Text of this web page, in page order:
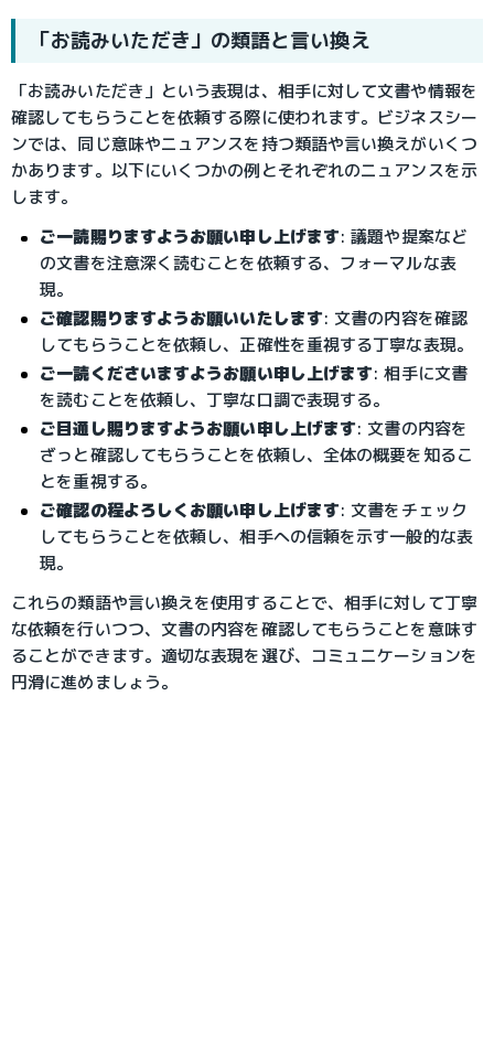
「お読みいただき」の類語と言い換え
「お読みいただき」という表現は、相手に対して文書や情報を
確認してもらうことを依頼する際に使われます。ビジネスシー
ンでは、同じ意味やニュアンスを持つ類語や言い換えがいくつ
かあります。以下にいくつかの例とそれぞれのニュアンスを示
します。
ご一読賜りますようお願い申し上げます: 議題や提案など
の文書を注意深く読むことを依頼する、フォーマルな表
現。
ご確認賜りますようお願いいたします: 文書の内容を確認
してもらうことを依頼し、正確性を重視する丁寧な表現。
ご一読くださいますようお願い申し上げます: 相手に文書
を読むことを依頼し、丁寧な口調で表現する。
ご目通し賜りますようお願い申し上げます: 文書の内容を
ざっと確認してもらうことを依頼し、全体の概要を知るこ
とを重視する。
ご確認の程よろしくお願い申し上げます: 文書をチェック
してもらうことを依頼し、相手への信頼を示す一般的な表
現。
これらの類語や言い換えを使用することで、相手に対して丁寧
な依頼を行いつつ、文書の内容を確認してもらうことを意味す
ることができます。適切な表現を選び、コミュニケーションを
円滑に進めましょう。